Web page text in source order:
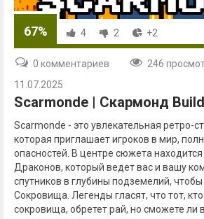
67% 4 2 +2
0 комментариев
246
11.07.2025
Scarmonde | Скармонд
Scarmonde - это увлекательная ретро-
которая приглашает игроков в мир,
опасностей. В центре сюжета
Драконов, который ведет вас и вашу
спутников в глубины подземелий,
Сокровища. Легенды гласят, что тот,
сокровища, обретет рай, но сможете ли